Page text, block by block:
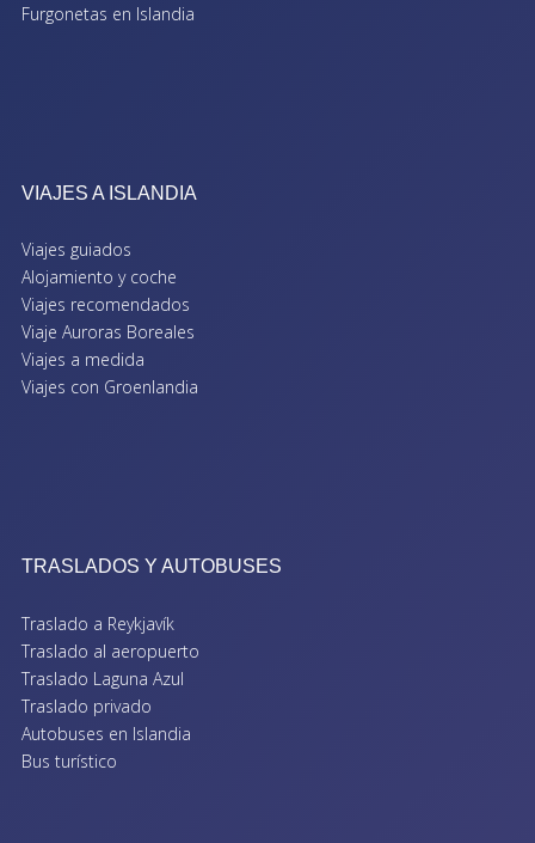
Furgonetas en Islandia
VIAJES A ISLANDIA
Viajes guiados
Alojamiento y coche
Viajes recomendados
Viaje Auroras Boreales
Viajes a medida
Viajes con Groenlandia
TRASLADOS Y AUTOBUSES
Traslado a Reykjavík
Traslado al aeropuerto
Traslado Laguna Azul
Traslado privado
Autobuses en Islandia
Bus turístico